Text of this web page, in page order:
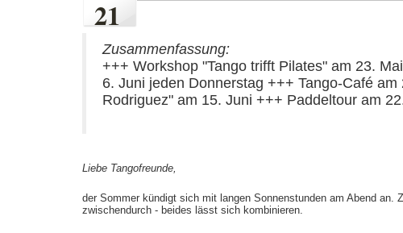
21
Zusammenfassung:
+++ Workshop "Tango trifft Pilates" am 23.
6. Juni jeden Donnerstag +++ Tango-Café
Rodriguez" am 15. Juni +++ Paddeltour am
Liebe Tangofreunde,
der Sommer kündigt sich mit langen Sonnenstunden am Abend an.
zwischendurch - beides lässt sich kombinieren.